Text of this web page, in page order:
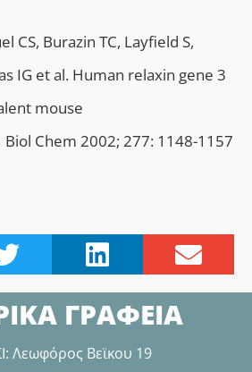
CS, Burazin TC, Layfield S,
IG et al. Human relaxin gene 3
mouse
Biol Chem 2002; 277: 1148-1157
ΓΡΑΦΕΙΑ
Λεωφόρος Βεϊκου 19